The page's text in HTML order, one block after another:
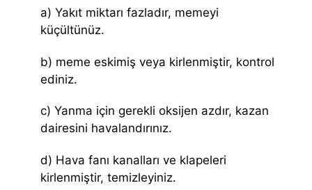
a) Yakıt miktarı fazladır, memeyi
küçültünüz.
b) meme eskimiş veya kirlenmiştir, kontrol
ediniz.
c) Yanma için gerekli oksijen azdır, kazan
dairesini havalandırınız.
d) Hava fanı kanalları ve klapeleri
kirlenmiştir, temizleyiniz.